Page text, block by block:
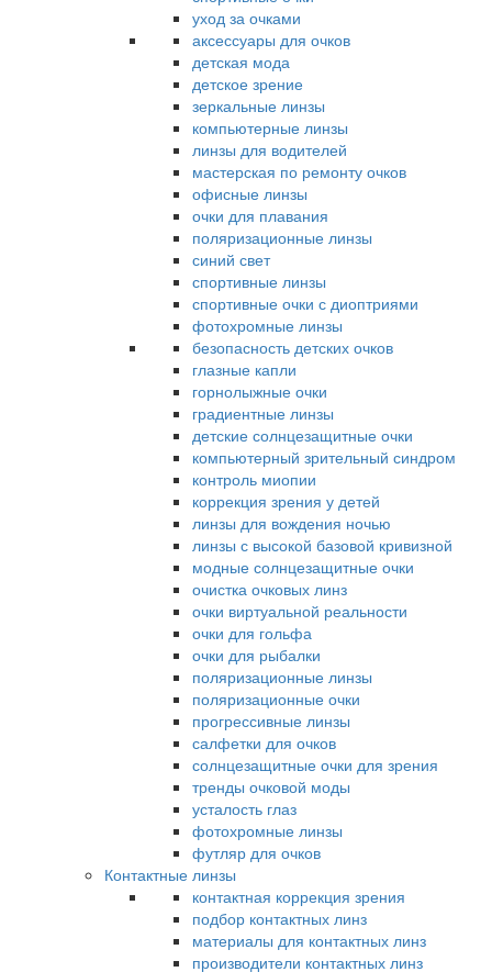
уход за очками
аксессуары для очков
детская мода
детское зрение
зеркальные линзы
компьютерные линзы
линзы для водителей
мастерская по ремонту очков
офисные линзы
очки для плавания
поляризационные линзы
синий свет
спортивные линзы
спортивные очки с диоптриями
фотохромные линзы
безопасность детских очков
глазные капли
горнолыжные очки
градиентные линзы
детские солнцезащитные очки
компьютерный зрительный синдром
контроль миопии
коррекция зрения у детей
линзы для вождения ночью
линзы с высокой базовой кривизной
модные солнцезащитные очки
очистка очковых линз
очки виртуальной реальности
очки для гольфа
очки для рыбалки
поляризационные линзы
поляризационные очки
прогрессивные линзы
салфетки для очков
солнцезащитные очки для зрения
тренды очковой моды
усталость глаз
фотохромные линзы
футляр для очков
Контактные линзы
контактная коррекция зрения
подбор контактных линз
материалы для контактных линз
производители контактных линз